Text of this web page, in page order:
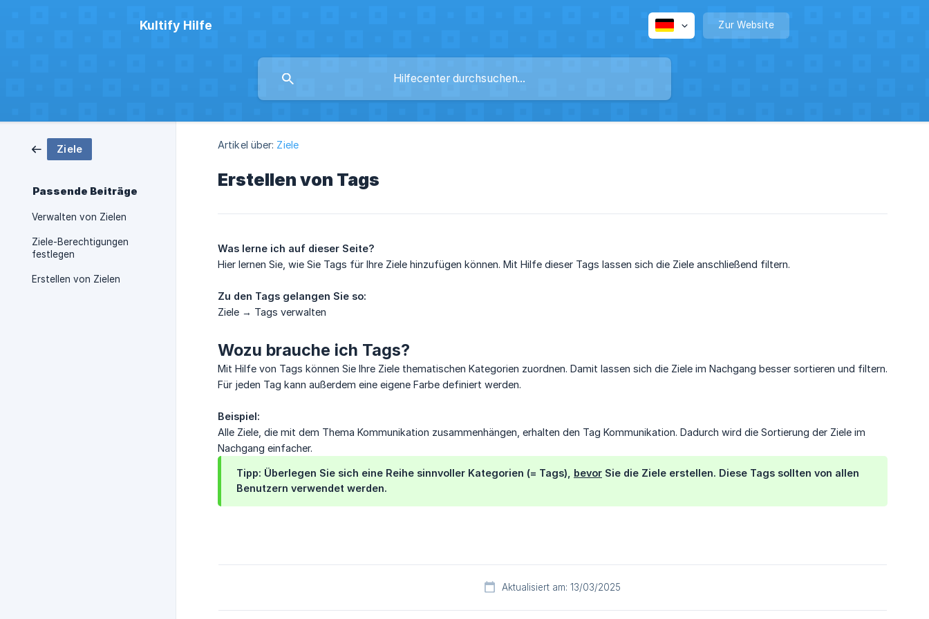
Kultify Hilfe Zur Website
Ziele
Passende Beiträge
Verwalten von Zielen
Ziele-Berechtigungen
festlegen
Erstellen von Zielen
Artikel über: Ziele
Erstellen von Tags
Was lerne ich auf dieser Seite?
Hier lernen Sie, wie Sie Tags für Ihre Ziele hinzufügen können. Mit Hilfe dieser Tags lassen sich die Ziele anschließend filtern.
Zu den Tags gelangen Sie so:
Ziele → Tags verwalten
Wozu brauche ich Tags?
Mit Hilfe von Tags können Sie Ihre Ziele thematischen Kategorien zuordnen. Damit lassen sich die Ziele im Nachgang besser sortieren und filtern.
Für jeden Tag kann außerdem eine eigene Farbe definiert werden.
Beispiel:
Alle Ziele, die mit dem Thema Kommunikation zusammenhängen, erhalten den Tag Kommunikation. Dadurch wird die Sortierung der Ziele im
Nachgang einfacher.
Tipp: Überlegen Sie sich eine Reihe sinnvoller Kategorien (= Tags), bevor Sie die Ziele erstellen. Diese Tags sollten von allen
Benutzern verwendet werden.
Aktualisiert am: 13/03/2025